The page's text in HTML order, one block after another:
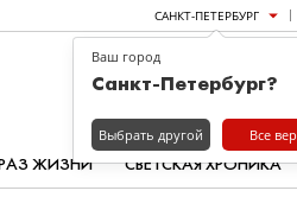
САНКТ-ПЕТЕРБУРГ
ЖИЗНИ СВЕТСКАЯ ХРОНИКА
Ваш город
Санкт-Петербург?
Выбрать другой Все